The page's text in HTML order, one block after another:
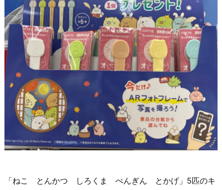
「ねこ とんかつ しろくま ぺんぎん とかげ」5匹のキ